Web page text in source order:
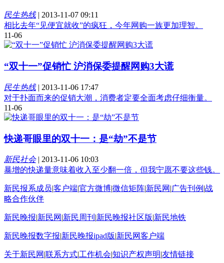
民生热线| 2013-11-07 09:11
相比去年“见便宜就收”的疯狂，今年网购一族更加理智。
11-06
“双十一”促销忙 沪消保委提醒网购3大谎
民生热线| 2013-11-06 17:47
对于扑面而来的促销大潮，消费者定要全面考虑仔细衡量。
11-06
快递哥眼里的双十一：是“劫”不是节
新民社会| 2013-11-06 10:03
暴增的快递量意味着收入至少翻一倍，但我宁愿不要这些钱。
新民报系成员|客户端|官方微博|微信矩阵|新民网 |广告刊例 |战
略合作伙伴
新民晚报|新民网 |新民周刊 |新民晚报社区版|新民地铁
新民晚报数字报|新民晚报ipad版|新民网客户端
关于新民网 |联系方式|工作机会|知识产权声明|友情链接